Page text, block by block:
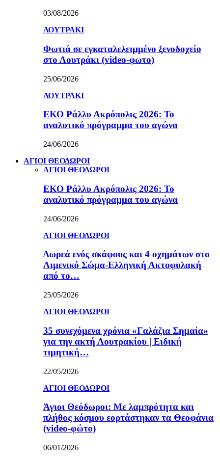
03/08/2026
ΛΟΥΤΡΑΚΙ
Φωτιά σε εγκαταλελειμμένο ξενοδοχείο
στο Λουτράκι (video-φωτο)
25/06/2026
ΛΟΥΤΡΑΚΙ
ΕΚΟ Ράλλυ Ακρόπολις 2026: Το
αναλυτικό πρόγραμμα του αγώνα
24/06/2026
ΑΓΙΟΙ ΘΕΟΔΩΡΟΙ
ΑΓΙΟΙ ΘΕΟΔΩΡΟΙ
ΕΚΟ Ράλλυ Ακρόπολις 2026: Το
αναλυτικό πρόγραμμα του αγώνα
24/06/2026
ΑΓΙΟΙ ΘΕΟΔΩΡΟΙ
Δωρεά ενός σκάφους και 4 οχημάτων στο
Λιμενικό Σώμα-Ελληνική Ακτοφυλακή
από το…
25/05/2026
ΑΓΙΟΙ ΘΕΟΔΩΡΟΙ
35 συνεχόμενα χρόνια «Γαλάζια Σημαία»
για την ακτή Λουτρακίου | Ειδική
τιμητική…
22/05/2026
ΑΓΙΟΙ ΘΕΟΔΩΡΟΙ
Άγιοι Θεόδωροι: Με λαμπρότητα και
πλήθος κόσμου εορτάστηκαν τα Θεοφάνια
(video-φώτο)
06/01/2026